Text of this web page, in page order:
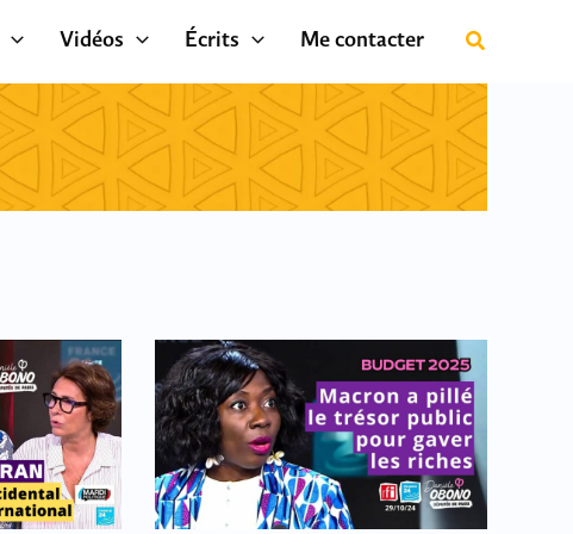
Vidéos Écrits Me contacter